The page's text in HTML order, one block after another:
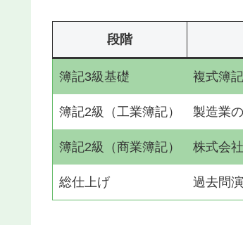
段階
簿記3級基礎 複式簿
簿記2級（工業簿記） 製造業
簿記2級（商業簿記） 株式会
総仕上げ 過去問